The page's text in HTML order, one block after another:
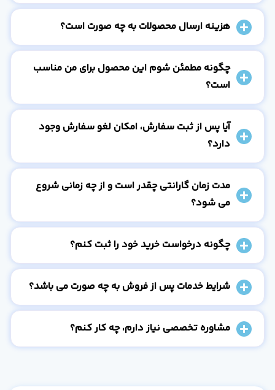
هزینه ارسال محصولات به چه صورت است؟
چگونه مطمئن شوم این محصول برای من مناسب
است؟
آیا پس از ثبت سفارش، امکان لغو سفارش وجود
دارد؟
مدت زمان گارانتی چقدر است و از چه زمانی شروع
می شود؟
چگونه درخواست خرید خود را ثبت کنم؟
شرایط خدمات پس از فروش به چه صورت می باشد؟
مشاوره تخصصی نیاز دارم، چه کار کنم؟